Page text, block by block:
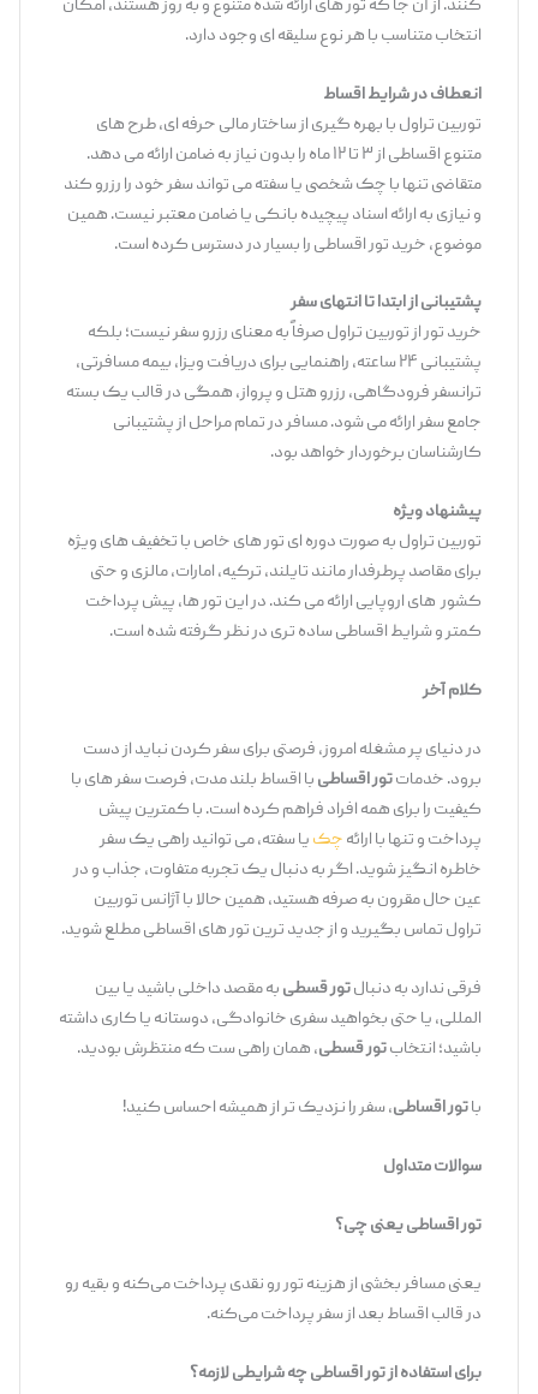
‌کنند. از آن‌ جا که تور های ارائه‌ شده متنوع و به ‌روز هستند، امکان
انتخاب متناسب با هر نوع سلیقه ‌ای وجود دارد.
انعطاف در شرایط اقساط
توربین تراول با بهره‌ گیری از ساختار مالی حرفه ‌ای، طرح‌ های
متنوع اقساطی از ۳ تا ۱۲ ماه را بدون نیاز به ضامن ارائه می ‌دهد.
متقاضی تنها با چک شخصی یا سفته می ‌تواند سفر خود را رزرو کند
و نیازی به ارائه اسناد پیچیده بانکی یا ضامن معتبر نیست. همین
موضوع، خرید تور اقساطی را بسیار در دسترس کرده است.
پشتیبانی از ابتدا تا انتهای سفر
خرید تور از توربین تراول صرفاً به معنای رزرو سفر نیست؛ بلکه
پشتیبانی ۲۴ ساعته، راهنمایی برای دریافت ویزا، بیمه مسافرتی،
ترانسفر فرودگاهی، رزرو هتل و پرواز، همگی در قالب یک بسته
جامع سفر ارائه می ‌شود. مسافر در تمام مراحل از پشتیبانی
کارشناسان برخوردار خواهد بود.
پیشنهاد ویژه
توربین تراول به صورت دوره ‌ای تور های خاص با تخفیف ‌های ویژه
برای مقاصد پرطرفدار مانند تایلند، ترکیه، امارات، مالزی و حتی
کشور های اروپایی ارائه می ‌کند. در این تور ها، پیش‌ پرداخت
کمتر و شرایط اقساطی ساده‌ تری در نظر گرفته شده است.
کلام آخر
در دنیای پر مشغله امروز، فرصتی برای سفر کردن نباید از دست
برود. خدماتتور اقساطیبا اقساط بلند مدت، فرصت سفر های با
کیفیت را برای همه افراد فراهم کرده است. با کمترین پیش‌
پرداخت و تنها با ارائه چکیا سفته، می ‌توانید راهی یک سفر
خاطره ‌انگیز شوید. اگر به دنبال یک تجربه متفاوت، جذاب و در
عین حال مقرون ‌به ‌صرفه هستید، همین حالا با آژانس توربین
تراول تماس بگیرید و از جدید ترین تور های اقساطی مطلع شوید.
فرقی ندارد به دنبال تور قسطیبه مقصد داخلی باشید یا بین
‌المللی، یا حتی بخواهید سفری خانوادگی، دوستانه یا کاری داشته
باشید؛ انتخابتور قسطی، همان راهی‌ ست که منتظرش بودید.
تور اقساطی، سفر را نزدیک ‌تر از همیشه احساس کنید!
سوالات متداول
تور اقساطی یعنی چی؟
یعنی مسافر بخشی از هزینه تور رو نقدی پرداخت می‌کنه و بقیه رو
در قالب اقساط بعد از سفر پرداخت می‌کنه.
برای استفاده از تور اقساطی چه شرایطی لازمه؟